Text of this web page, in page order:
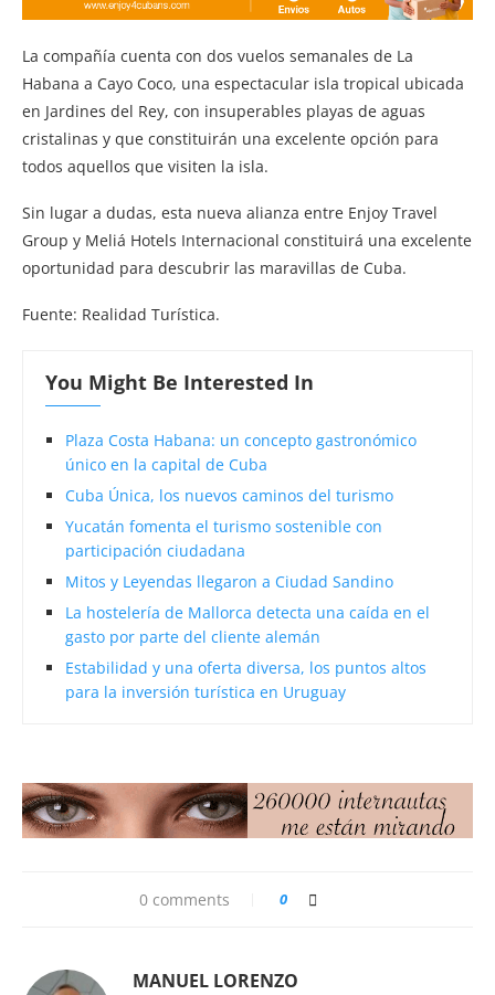
La compañía cuenta con dos vuelos semanales de La
Habana a Cayo Coco, una espectacular isla tropical ubicada
en Jardines del Rey, con insuperables playas de aguas
cristalinas y que constituirán una excelente opción para
todos aquellos que visiten la isla.
Sin lugar a dudas, esta nueva alianza entre Enjoy Travel
Group y Meliá Hotels Internacional constituirá una excelente
oportunidad para descubrir las maravillas de Cuba.
Fuente: Realidad Turística.
You Might Be Interested In
Plaza Costa Habana: un concepto gastronómico
único en la capital de Cuba
Cuba Única, los nuevos caminos del turismo
Yucatán fomenta el turismo sostenible con
participación ciudadana
Mitos y Leyendas llegaron a Ciudad Sandino
La hostelería de Mallorca detecta una caída en el
gasto por parte del cliente alemán
Estabilidad y una oferta diversa, los puntos altos
para la inversión turística en Uruguay
0 comments 0
MANUEL LORENZO